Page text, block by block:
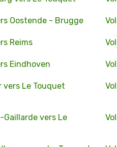
Oostende - Brugge
Reims
Eindhoven
vers Le Touquet
vers Le